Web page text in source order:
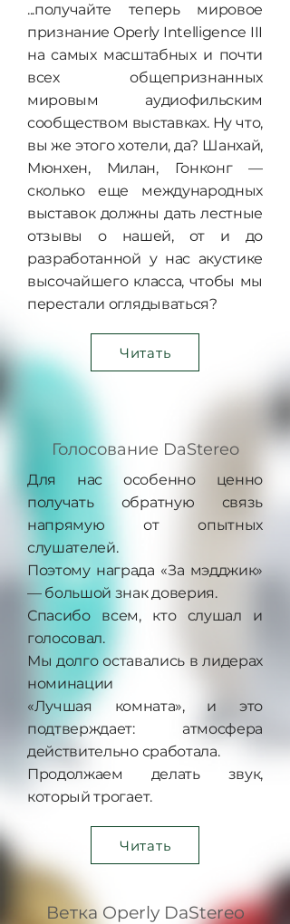
...получайте теперь мировое
признание Operly Intelligence III
на самых масштабных и почти
всех общепризнанных
мировым аудиофильским
сообществом выставках. Ну что,
вы же этого хотели, да? Шанхай,
Мюнхен, Милан, Гонконг —
сколько еще международных
выставок должны дать лестные
отзывы о нашей, от и до
разработанной у нас акустике
высочайшего класса, чтобы мы
перестали оглядываться?
Читать
Голосование DaStereo
Для нас особенно ценно
получать обратную связь
напрямую от опытных
слушателей.
Поэтому награда «За мэдджик»
— большой знак доверия.
Спасибо всем, кто слушал и
голосовал.
Мы долго оставались в лидерах
номинации
«Лучшая комната», и это
подтверждает: атмосфера
действительно сработала.
Продолжаем делать звук,
который трогает.
Читать
Ветка Operly DaStereo